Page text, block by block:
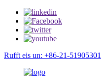
Rufft eis un: +86-21-51905301